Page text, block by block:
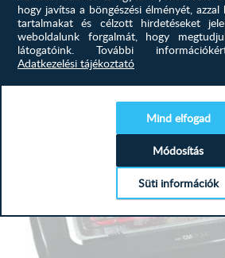
2 személyes grillCool-touch
sütéshezGrillezési
7 809Ft
MEGTEKINTÉS
hogy javítsa a böngészési élményét,
tartalmakat és célzott hirdetéseket
weboldalunk forgalmát, hogy
látogatóink.
További
Adatkezelési tájékoztató
Mind elfogad
Módosítás
Süti információk